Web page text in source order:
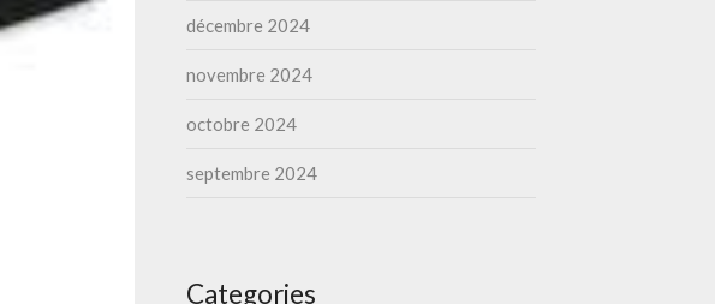
décembre 2024
novembre 2024
octobre 2024
septembre 2024
Categories